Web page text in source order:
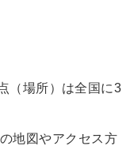
（場所）は全国に3
地図やアクセス方